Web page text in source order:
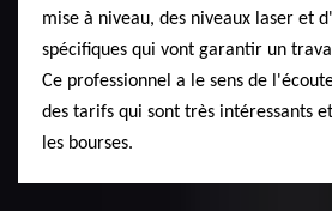
mise à niveau, des niveaux laser et
spécifiques qui vont garantir un
Ce professionnel a le sens de
des tarifs qui sont très intéressants
les bourses.